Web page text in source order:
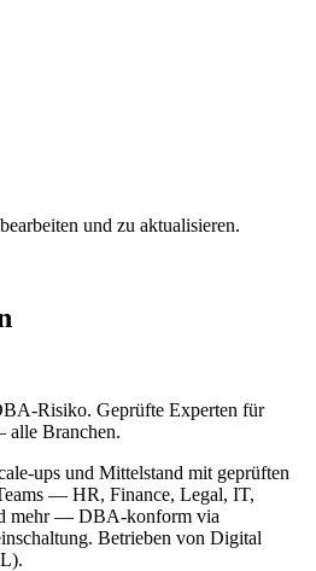
und zu aktualisieren.
Risiko. Geprüfte Experten für
alle Branchen.
ups und Mittelstand mit geprüften
— HR, Finance, Legal, IT,
mehr — DBA-konform via
Betrieben von Digital